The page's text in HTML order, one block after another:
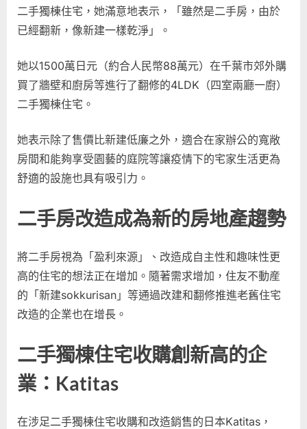
二手獨棟住宅，她滿意地表示，「雖然是二手房，由於
已經翻新，像新建一樣乾淨」。
她以1500萬日元（約合人民幣88萬元）在千葉市郊外購
買了牆壁和廚房等進行了翻修的4LDK（四室兩廳一廚）
二手獨棟住宅。
她表示除了售價比新建低廉之外，適合在家辦公的寬敞
房間和能夠享受園藝的庭院等讓疫情下的宅家生活更為
舒適的設施也具有吸引力。
二手房改造成為新的房地產趨勢
將二手房視為「盈利來源」、改造成自主性和趣味性更
高的住宅的想法正在增加。隨著需求增加，住友不動産
的「新建sokkurisan」等通過改建和翻修推進老舊住宅
改造的企業也在增長。
二手獨棟住宅收購創新高的企
業：Katitas
在涉足二手獨棟住宅收購和改造銷售的日本Katitas，